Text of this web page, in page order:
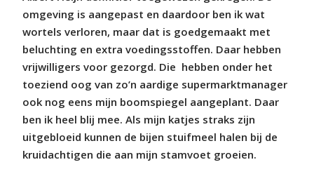
omgeving is aangepast en daardoor ben ik wat
wortels verloren, maar dat is goedgemaakt met
beluchting en extra voedingsstoffen. Daar hebben
vrijwilligers voor gezorgd. Die hebben onder het
toeziend oog van zo’n aardige supermarktmanager
ook nog eens mijn boomspiegel aangeplant. Daar
ben ik heel blij mee. Als mijn katjes straks zijn
uitgebloeid kunnen de bijen stuifmeel halen bij de
kruidachtigen die aan mijn stamvoet groeien.